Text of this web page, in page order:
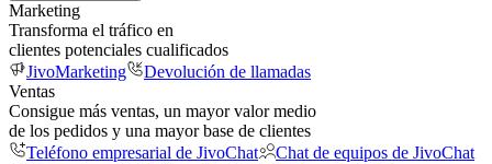
Marketing
Transforma el tráfico en
clientes potenciales cualificados
JivoMarketing
Devolución de llamadas
Ventas
Consigue más ventas, un mayor valor medio
de los pedidos y una mayor base de clientes
Teléfono empresarial de JivoChat
Chat de equipos de JivoChat